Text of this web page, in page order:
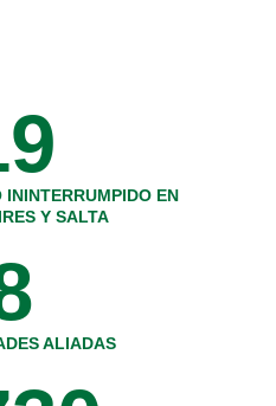
EN
Y SALTA
ALIADAS